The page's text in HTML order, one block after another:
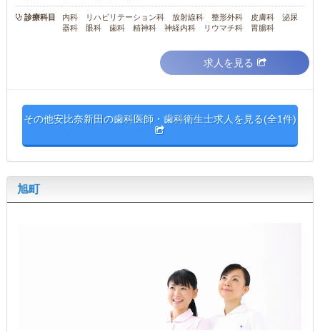
診療科目
内科 リハビリテーション科 放射線科 整形外科 皮膚科 泌尿
器科 眼科 歯科 精神科 神経内科 リウマチ科 胃腸科
求人を見る
その他安比奈新田の歯科医師・歯科衛生士求人を見る(全1件)
旭町